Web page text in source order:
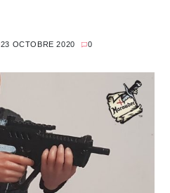
23 OCTOBRE 2020 0